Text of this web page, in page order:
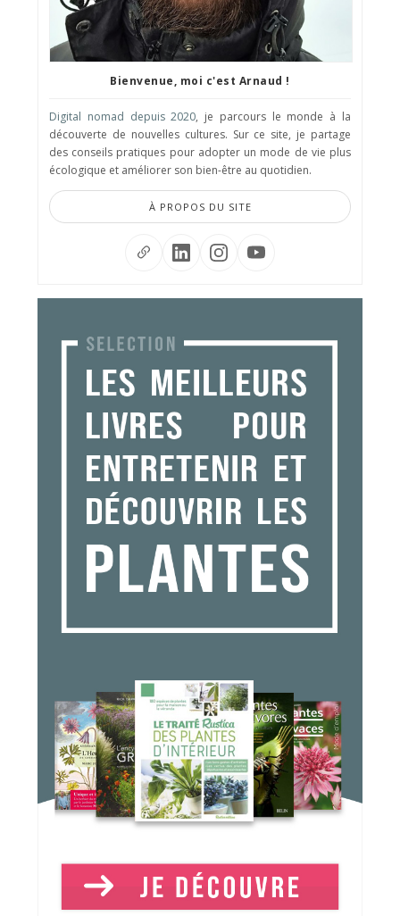
Bienvenue, moi c'est Arnaud !
Digital nomad depuis 2020, je parcours le monde à la
découverte de nouvelles cultures. Sur ce site, je partage
des conseils pratiques pour adopter un mode de vie plus
écologique et améliorer son bien-être au quotidien.
À PROPOS DU SITE